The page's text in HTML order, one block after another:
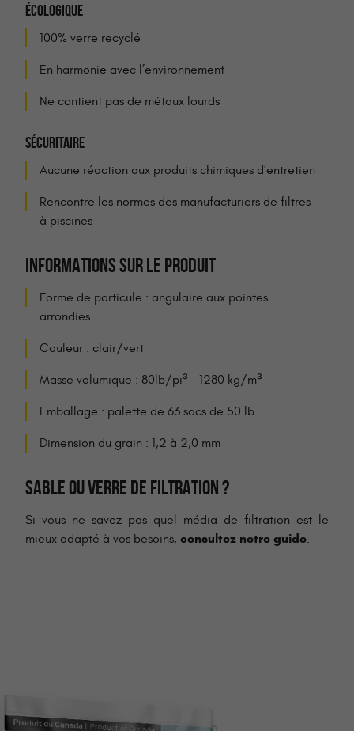
ÉCOLOGIQUE
100% verre recyclé
En harmonie avec l’environnement
Ne contient pas de métaux lourds
SÉCURITAIRE
Aucune réaction aux produits chimiques d’entretien
Rencontre les normes des manufacturiers de filtres
à piscines
INFORMATIONS SUR LE PRODUIT
Forme de particule : angulaire aux pointes
arrondies
Couleur : clair/vert
Masse volumique : 80lb/pi³ – 1280 kg/m³
Emballage : palette de 63 sacs de 50 lb
Dimension du grain : 1,2 à 2,0 mm
SABLE OU VERRE DE FILTRATION ?
Si vous ne savez pas quel média de filtration est le
mieux adapté à vos besoins, consultez notre guide.